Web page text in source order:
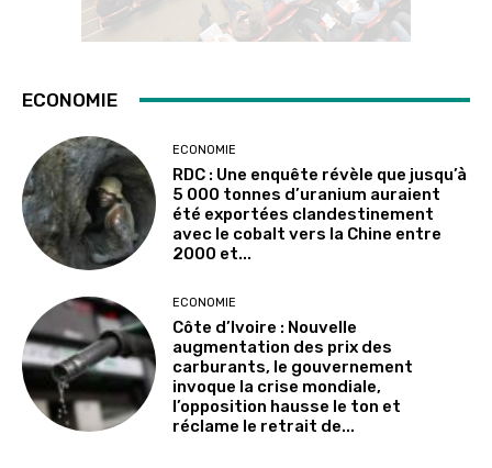
ECONOMIE
ECONOMIE
RDC : Une enquête révèle que jusqu’à
5 000 tonnes d’uranium auraient
été exportées clandestinement
avec le cobalt vers la Chine entre
2000 et...
ECONOMIE
Côte d’Ivoire : Nouvelle
augmentation des prix des
carburants, le gouvernement
invoque la crise mondiale,
l’opposition hausse le ton et
réclame le retrait de...